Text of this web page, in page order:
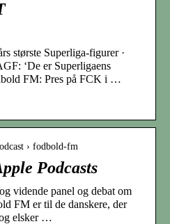
største Superliga-figurer ·
‘De er Superligaens
FM: Pres på FCK i …
› fodbold-fm
Podcasts
vidende panel og debat om
FM er til de danskere, der
elsker …